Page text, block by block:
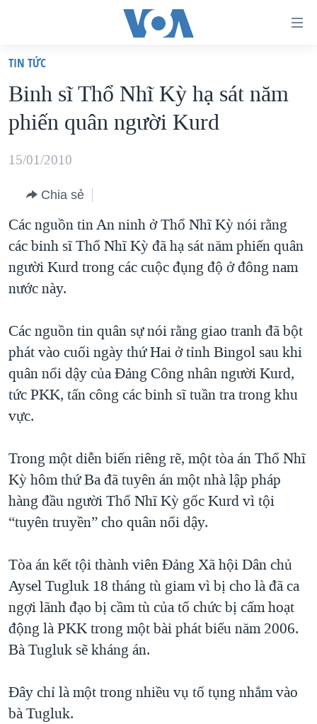
truy
cập
Tới
dung
chính
điều
hướng
chính
Đi
"Tìm"
VIỆT NAM
HOA KỲ
BIỂN ĐÔNG
BLOG
DIỄN ĐÀN
MỤC
TỰ DO BÁO CHÍ
NGƯỜI VIỆT HẢI NGOẠI
ĐỜI SỐNG
VĂN HOÁ
THỂ THAO
GIÁO DỤC
CHUYÊN ĐỀ
HÀNH TRÌNH BẦU CỬ 2024
MỘT NĂM CHIẾN TRANH TẠI DẢI GAZA
GIẢI MÃ VÀNH ĐAI & CON ĐƯỜNG
NGÀY TỊ NẠN THẾ GIỚI
GROUND ZERO – XƯA VÀ NAY
CHI PHÍ CHIẾN TRANH AFGHANISTAN
CÁC GIÁ TRỊ CỘNG HÒA Ở VIỆT NAM
TRỊNH VĨNH BÌNH VS. CHÍNH PHỦ VIỆT NAM
NGƯ DÂN VIỆT VÀ LÀN SÓNG TRỘM HẢI SÂM
BÊN KIA QUỐC LỘ: TIẾNG VỌNG TỪ NÔNG THÔN MỸ
QUAN HỆ VIỆT MỸ
VIDEO
NGHE
MẠNG XÃ HỘI
Ngôn ngữ khác
TIN TỨC
Binh sĩ Thổ Nhĩ Kỳ hạ sát năm
phiến quân người Kurd
15/01/2010
Chia sẻ
Các nguồn tin An ninh ở Thổ Nhĩ Kỳ nói rằng
các binh sĩ Thổ Nhĩ Kỳ đã hạ sát năm phiến quân
người Kurd trong các cuộc đụng độ ở đông nam
nước này.
Các nguồn tin quân sự nói rằng giao tranh đã bột
phát vào cuối ngày thứ Hai ở tỉnh Bingol sau khi
quân nổi dậy của Đảng Công nhân người Kurd,
tức PKK, tấn công các binh sĩ tuần tra trong khu
vực.
Trong một diễn biến riêng rẽ, một tòa án Thổ Nhĩ
Kỳ hôm thứ Ba đã tuyên án một nhà lập pháp
hàng đầu người Thổ Nhĩ Kỳ gốc Kurd vì tội
“tuyên truyền” cho quân nổi dậy.
Tòa án kết tội thành viên Đảng Xã hội Dân chủ
Aysel Tugluk 18 tháng tù giam vì bị cho là đã ca
ngợi lãnh đạo bị cầm tù của tổ chức bị cấm hoạt
động là PKK trong một bài phát biểu năm 2006.
Bà Tugluk sẽ kháng án.
Đây chỉ là một trong nhiều vụ tố tụng nhắm vào
bà Tugluk.